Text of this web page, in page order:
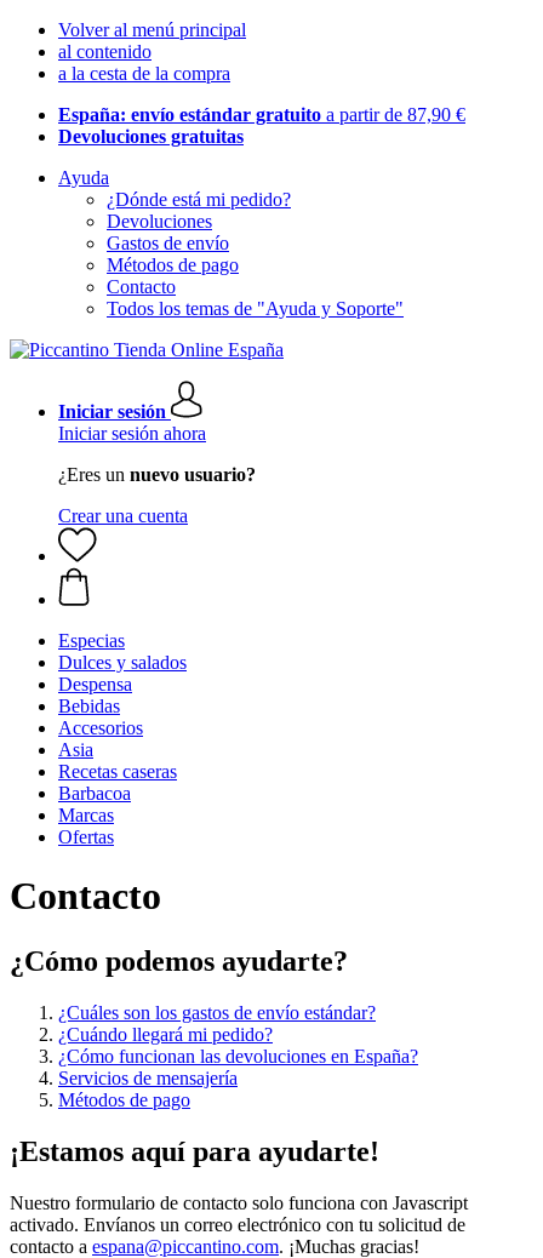
Volver al menú principal
al contenido
a la cesta de la compra
España: envío estándar gratuito a partir de 87,90 €
Devoluciones gratuitas
Ayuda
¿Dónde está mi pedido?
Devoluciones
Gastos de envío
Métodos de pago
Contacto
Todos los temas de "Ayuda y Soporte"
Iniciar sesión
Iniciar sesión ahora
¿Eres un nuevo usuario?
Crear una cuenta
Especias
Dulces y salados
Despensa
Bebidas
Accesorios
Asia
Recetas caseras
Barbacoa
Marcas
Ofertas
Contacto
¿Cómo podemos ayudarte?
¿Cuáles son los gastos de envío estándar?
¿Cuándo llegará mi pedido?
¿Cómo funcionan las devoluciones en España?
Servicios de mensajería
Métodos de pago
¡Estamos aquí para ayudarte!
Nuestro formulario de contacto solo funciona con Javascript
activado. Envíanos un correo electrónico con tu solicitud de
contacto a espana@piccantino.com. ¡Muchas gracias!